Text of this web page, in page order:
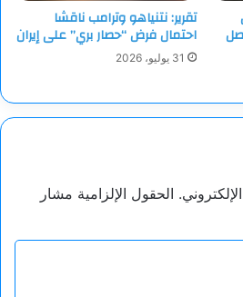
تقرير: نتنياهو وترامب ناقشا
احتمال فرض “حصار بري” على إيران
31 يوليو، 2026
الحقول الإلزامية مشار